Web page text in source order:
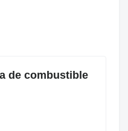
de combustible